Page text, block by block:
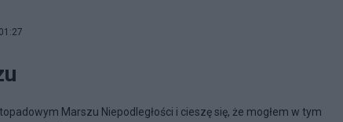
Marszu Niepodległości i cieszę się, że mogłem w tym